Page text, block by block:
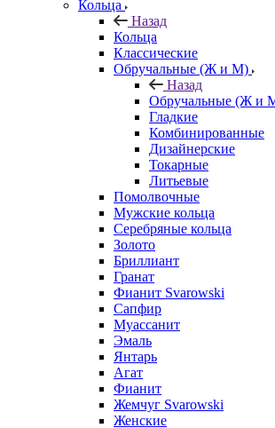
Кольца
Назад
Кольца
Классические
Обручальные (Ж и М)
Назад
Обручальные (Ж и
Гладкие
Комбинированные
Дизайнерские
Токарные
Литьевые
Помолвочные
Мужские кольца
Серебряные кольца
Золото
Бриллиант
Гранат
Фианит Svarowski
Сапфир
Муассанит
Эмаль
Янтарь
Агат
Фианит
Жемчуг Svarowski
Женские